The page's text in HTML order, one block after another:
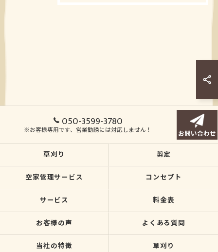
050-3599-3780
※お客様専用です、営業勧誘には対応しません！ お問い合わせ
草刈り 剪定
空家管理サービス コンセプト
サービス 料金表
お客様の声 よくある質問
当社の特徴 草刈り